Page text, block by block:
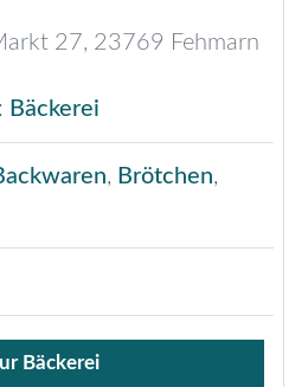
27, 23769 Fehmarn
Bäckerei
, Brötchen,
Bäckerei